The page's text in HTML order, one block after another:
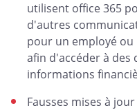
utilisent office 365
d'autres
pour un employé
afin d'accéder à des
informations
Fausses mises à